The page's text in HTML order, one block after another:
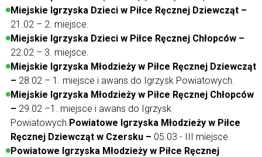
Miejskie Igrzyska Dzieci w Piłce Ręcznej Dziewcząt –
21.02 – 2. miejsce.
Miejskie Igrzyska Dzieci w Piłce Ręcznej Chłopców –
22.02 – 3. miejsce.
Miejskie Igrzyska Młodzieży w Piłce Ręcznej Dziewcząt
– 28.02 – 1. miejsce i awans do Igrzysk Powiatowych.
Miejskie Igrzyska Młodzieży w Piłce Ręcznej Chłopców
– 29.02 –1. miejsce i awans do Igrzysk
Powiatowych.Powiatowe Igrzyska Młodzieży w Piłce
Ręcznej Dziewcząt w Czersku – 05.03 - III miejsce.
Powiatowe Igrzyska Młodzieży w Piłce Ręcznej